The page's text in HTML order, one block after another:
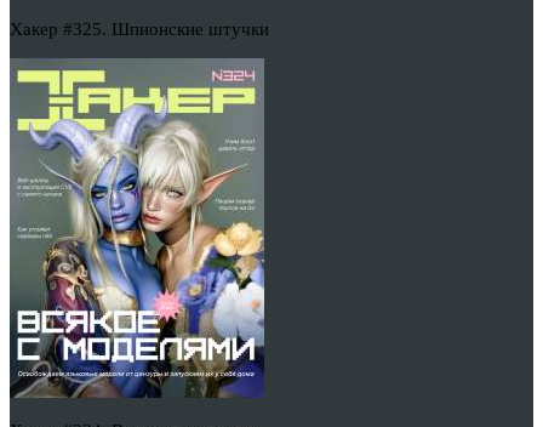
Хакер #325. Шпионские штучки